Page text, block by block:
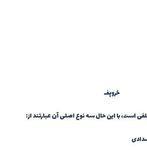
خروپف
است، با این حال سه نوع اصلی آن عبارتند از: